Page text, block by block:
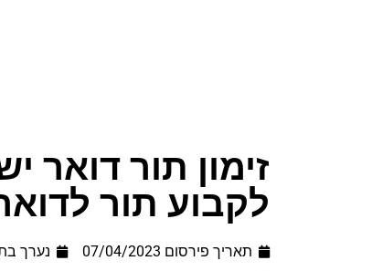
זימון תור דואר
לקבוע תור
תאריך פירסום 07/04/2023 נערך